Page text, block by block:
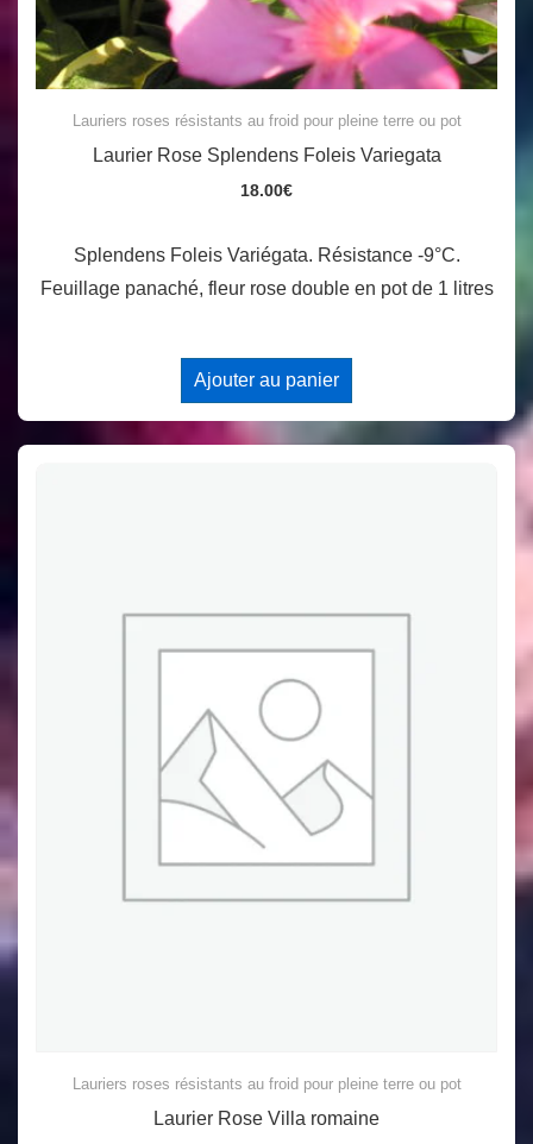
Lauriers roses résistants au froid pour pleine terre ou pot
Laurier Rose Splendens Foleis Variegata
18.00€
Splendens Foleis Variégata. Résistance -9°C.
Feuillage panaché, fleur rose double en pot de 1 litres
Ajouter au panier
Lauriers roses résistants au froid pour pleine terre ou pot
Laurier Rose Villa romaine